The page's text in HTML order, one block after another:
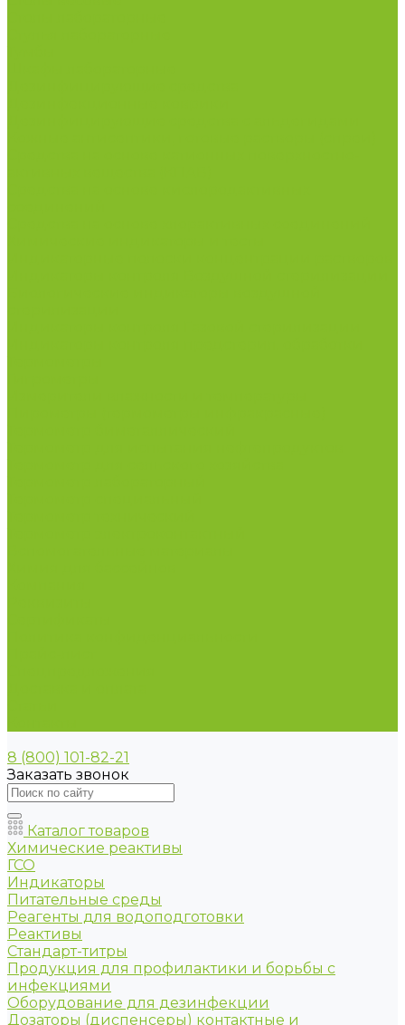
8 (800) 101-82-21
Заказать звонок
Каталог товаров
Химические реактивы
ГСО
Индикаторы
Питательные среды
Реагенты для водоподготовки
Реактивы
Стандарт-титры
Продукция для профилактики и борьбы с
инфекциями
Оборудование для дезинфекции
Дозаторы (диспенсеры) контактные и